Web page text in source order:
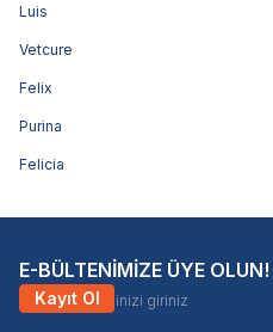
Luis
Vetcure
Felix
Purina
Felicia
E-BÜLTENİMİZE ÜYE OLUN!
Kayıt Ol